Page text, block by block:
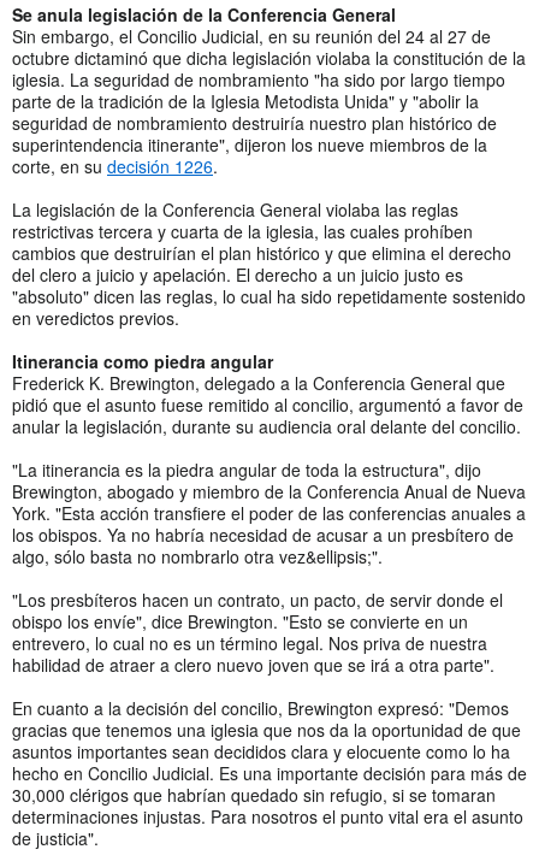
Se anula legislación de la Conferencia General
Sin embargo, el Concilio Judicial, en su reunión del 24 al 27 de
octubre dictaminó que dicha legislación violaba la constitución de la
iglesia. La seguridad de nombramiento "ha sido por largo tiempo
parte de la tradición de la Iglesia Metodista Unida" y "abolir la
seguridad de nombramiento destruiría nuestro plan histórico de
superintendencia itinerante", dijeron los nueve miembros de la
corte, en su decisión 1226.
La legislación de la Conferencia General violaba las reglas
restrictivas tercera y cuarta de la iglesia, las cuales prohíben
cambios que destruirían el plan histórico y que elimina el derecho
del clero a juicio y apelación. El derecho a un juicio justo es
"absoluto" dicen las reglas, lo cual ha sido repetidamente sostenido
en veredictos previos.
Itinerancia como piedra angular
Frederick K. Brewington, delegado a la Conferencia General que
pidió que el asunto fuese remitido al concilio, argumentó a favor de
anular la legislación, durante su audiencia oral delante del concilio.
"La itinerancia es la piedra angular de toda la estructura", dijo
Brewington, abogado y miembro de la Conferencia Anual de Nueva
York. "Esta acción transfiere el poder de las conferencias anuales a
los obispos. Ya no habría necesidad de acusar a un presbítero de
algo, sólo basta no nombrarlo otra vez&ellipsis;".
"Los presbíteros hacen un contrato, un pacto, de servir donde el
obispo los envíe", dice Brewington. "Esto se convierte en un
entrevero, lo cual no es un término legal. Nos priva de nuestra
habilidad de atraer a clero nuevo joven que se irá a otra parte".
En cuanto a la decisión del concilio, Brewington expresó: "Demos
gracias que tenemos una iglesia que nos da la oportunidad de que
asuntos importantes sean decididos clara y elocuente como lo ha
hecho en Concilio Judicial. Es una importante decisión para más de
30,000 clérigos que habrían quedado sin refugio, si se tomaran
determinaciones injustas. Para nosotros el punto vital era el asunto
de justicia".